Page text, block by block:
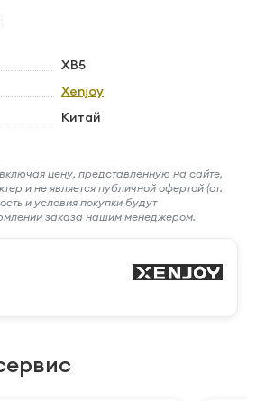
XB5
Xenjoy
Китай
цену, представленную на сайте,
и не является публичной офертой (ст.
и условия покупки будут
заказа нашим менеджером.